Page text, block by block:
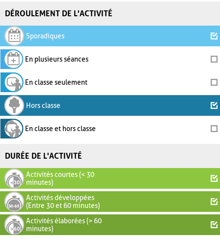
DÉROULEMENT DE L'ACTIVITÉ
Sporadiques
En plusieurs séances
En classe seulement
Hors classe
En classe et hors classe
DURÉE DE L'ACTIVITÉ
Activités courtes (< 30
minutes)
Activités développées
(Entre 30 et 60 minutes)
Activités élaborées (> 60
minutes)